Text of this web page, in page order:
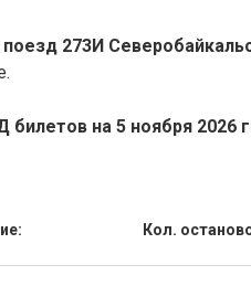
поезд 273И
на 5 ноября 2026
Кол.